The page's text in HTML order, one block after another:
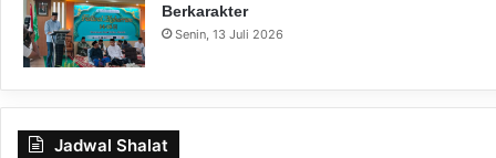
Berkarakter
Senin, 13 Juli 2026
Jadwal Shalat